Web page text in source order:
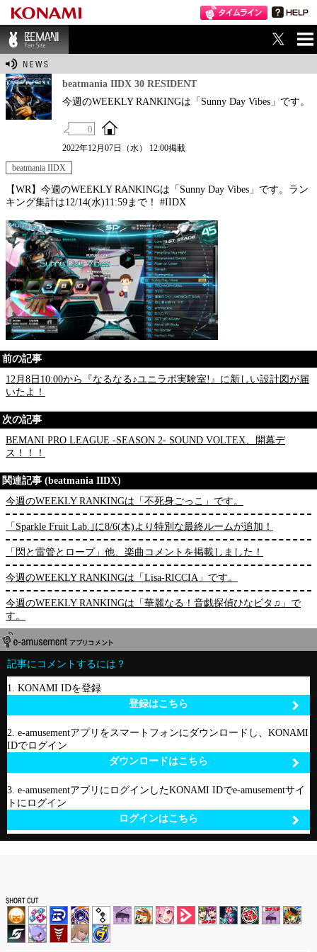
BEMANI Fan Sit
beatmania IIDX 30 RESIDENT
今週のWEEKLY RANKINGは「Sunny Day Vibes」です。
0
2022年12月07日（水） 12:00掲載
beatmania IIDX
【WR】今週のWEEKLY RANKINGは「Sunny Day Vibes」です。ラン
キング集計は12/14(水)11:59まで！ #IIDX
前の記事
12月8日10:00から『なるなる♪ユニラボ実験室!』に新しい設計図が届
いたよ！
次の記事
BEMANI PRO LEAGUE -SEASON 2- SOUND VOLTEX、開幕デ
ス！！！
関連記事 (beatmania IIDX)
今週のWEEKLY RANKINGは「不死身ごっこ」です。
「Sparkle Fruit Lab.｣に8/6(木)より特別な最終ルームが追加！
「閃と雷管とロープ」他、楽曲コメントを掲載しました！
今週のWEEKLY RANKINGは「Lisa-RICCIA」です。
今週のWEEKLY RANKINGは「華麗なる！音戯探偵ひなビタ♫」で
す。
記事にコメントするには？
1. KONAMI IDを登録
登録はこちら
2. e-amusementアプリをスマートフォンにダウンロードし、KONAMI
IDでログイン
ダウンロードはこちら
3. e-amusementアプリにログインしたKONAMI IDでe-amusementサイ
トにログイン
ログインはこちら